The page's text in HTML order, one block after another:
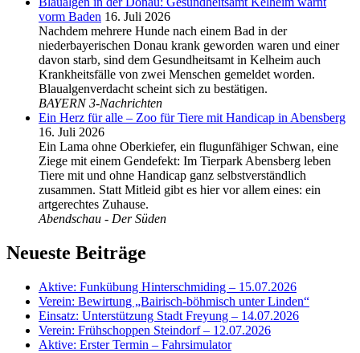
vorm Baden 16. Juli 2026
Nachdem mehrere Hunde nach einem Bad in der
niederbayerischen Donau krank geworden waren und einer
davon starb, sind dem Gesundheitsamt in Kelheim auch
Krankheitsfälle von zwei Menschen gemeldet worden.
Blaualgenverdacht scheint sich zu bestätigen.
BAYERN 3-Nachrichten
Ein Herz für alle – Zoo für Tiere mit Handicap in Abensberg
16. Juli 2026
Ein Lama ohne Oberkiefer, ein flugunfähiger Schwan, eine
Ziege mit einem Gendefekt: Im Tierpark Abensberg leben
Tiere mit und ohne Handicap ganz selbstverständlich
zusammen. Statt Mitleid gibt es hier vor allem eines: ein
artgerechtes Zuhause.
Abendschau - Der Süden
Neueste Beiträge
Aktive: Funkübung Hinterschmiding – 15.07.2026
Verein: Bewirtung „Bairisch-böhmisch unter Linden“
Einsatz: Unterstützung Stadt Freyung – 14.07.2026
Verein: Frühschoppen Steindorf – 12.07.2026
Aktive: Erster Termin – Fahrsimulator